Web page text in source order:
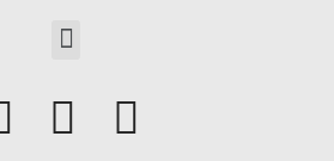
Menu